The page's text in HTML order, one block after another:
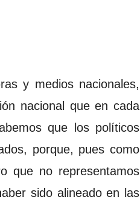
y medios nacionales,
nacional que en cada
que los políticos
porque, pues como
que no representamos
sido alineado en las